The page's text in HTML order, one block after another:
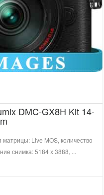
DMC-GX8H Kit 14-
Live MOS, количество
снимка: 5184 x 3888, ...